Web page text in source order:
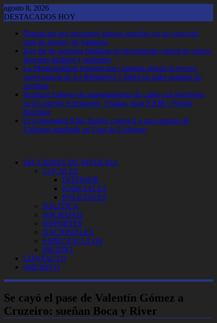
Saltar
al
agosto 8, 2026
DESTACADOS HOY
Denuncian por presuntos abusos sexuales en un conocido
club de hockey de Santiago
Este fin de ssemana habilitan el ofrecimiento virtual de cargos
docentes titulares y suplentes
La Municipalidad informó que continúa abierta la tercera
convocatoria de La Bibliodera y habrá un taller gratuito de
escritura
Realizan trabajos de mantenimiento de calles con hormigón
en los barrios Aeropuerto, Vinalar, Juan XXIII y Néstor
Kirchner
El Gobernador Elias Suárez convocó a una reunión de
Gabinete ampliada en Casa de Gobierno
SECCIONES DE NOTICIAS
LOCALES
INTERIOR
JUDICIALES
POLICIALES
POLITICA
SOCIEDAD
DEPORTES
NACIONALES
ESPECTACULOS
MUNDO
CONTACTO
ARCHIVO
Se cayó el pase de Valentín Gómez a
Cruzeiro: sueñan Boca y River